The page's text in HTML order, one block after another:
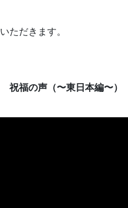
ただきます。
福の声（〜東日本編〜）